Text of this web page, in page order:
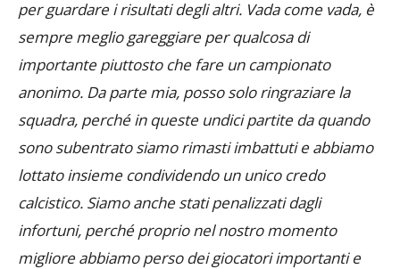
per guardare i risultati degli altri. Vada come vada, è
sempre meglio gareggiare per qualcosa di
importante piuttosto che fare un campionato
anonimo. Da parte mia, posso solo ringraziare la
squadra, perché in queste undici partite da quando
sono subentrato siamo rimasti imbattuti e abbiamo
lottato insieme condividendo un unico credo
calcistico. Siamo anche stati penalizzati dagli
infortuni, perché proprio nel nostro momento
migliore abbiamo perso dei giocatori importanti e